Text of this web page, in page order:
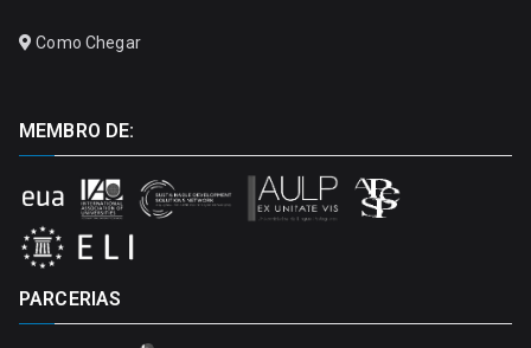
Como Chegar
MEMBRO DE:
PARCERIAS